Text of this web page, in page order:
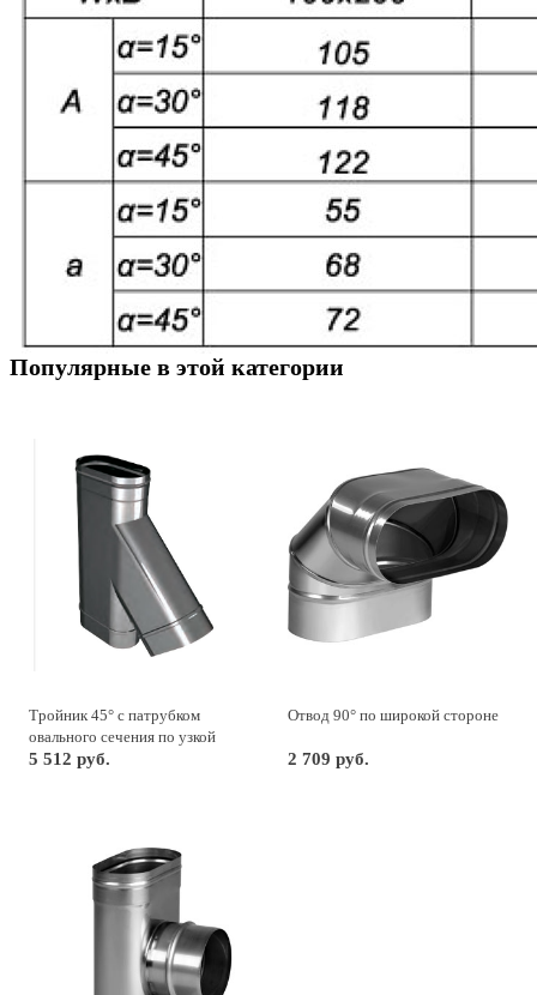
Популярные в этой категории
Тройник 45° с патрубком
овального сечения по узкой
стороне
5 512 руб.
Отвод 90° по широкой стороне
2 709 руб.